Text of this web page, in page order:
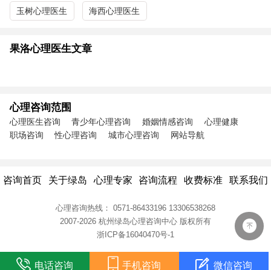
玉树心理医生 海西心理医生
果洛心理医生文章
心理咨询范围
心理医生咨询 青少年心理咨询 婚姻情感咨询
心理健康
职场咨询
性心理咨询 城市心理咨询 网站导航
咨询首页 关于绿岛 心理专家 咨询流程 收费标准 联系我们
心理咨询热线： 0571-86433196 13306538268
2007-2026 杭州绿岛心理咨询中心 版权所有
浙ICP备16040470号-1
电话咨询 手机咨询 微信咨询